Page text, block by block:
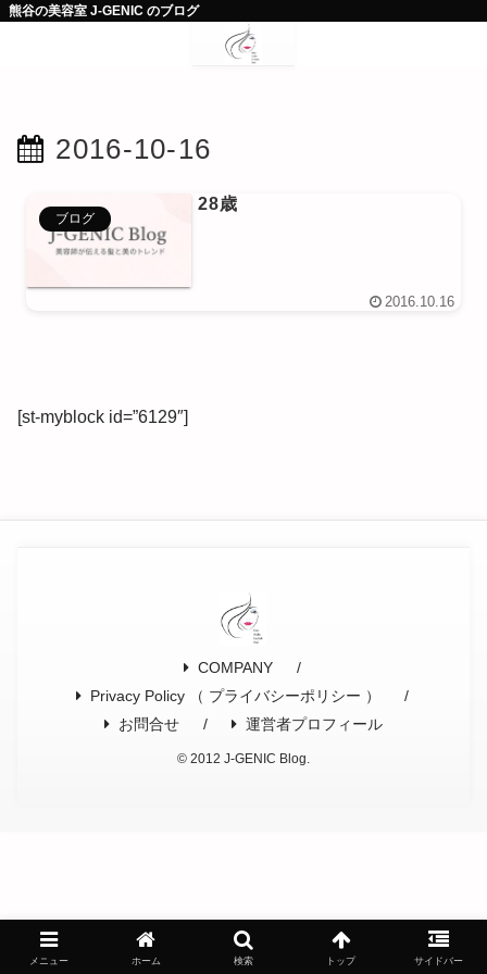
熊谷の美容室 J-GENIC のブログ
2016-10-16
ブログ
28歳
2016.10.16
[st-myblock id=”6129″]
COMPANY
Privacy Policy （ プライバシーポリシー ）
お問合せ
運営者プロフィール
© 2012 J-GENIC Blog.
メニュー ホーム 検索 トップ サイドバー